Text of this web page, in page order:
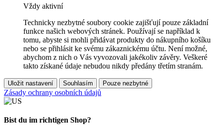
Vždy aktivní
Technicky nezbytné soubory cookie zajišťují pouze základní
funkce našich webových stránek. Používají se například k
tomu, abyste si mohli přidávat produkty do nákupního košíku
nebo se přihlásit ke svému zákaznickému účtu. Není možné,
abychom z nich o Vás vyvozovali jakékoliv závěry. Veškeré
takto získané údaje nebudou nikdy předány třetím stranám.
Uložit nastavení Souhlasím Pouze nezbytné
Zásady ochrany osobních údajů
Bist du im richtigen Shop?